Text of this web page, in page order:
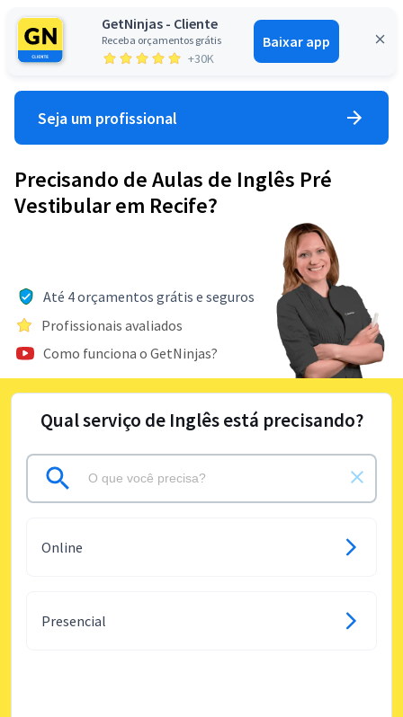
GetNinjas - Cliente
Receba orçamentos grátis
+30K
Baixar app
Entrar
Seja um profissional
Precisando de Aulas de Inglês Pré
Vestibular em Recife?
Até 4 orçamentos grátis e seguros
Profissionais avaliados
Como funciona o GetNinjas?
Qual serviço de Inglês está precisando?
Online
Presencial